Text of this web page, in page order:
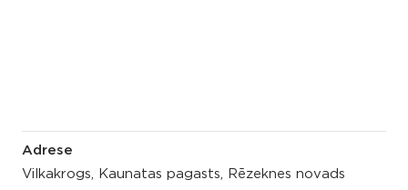
Adrese
Vilkakrogs, Kaunatas pagasts, Rēzeknes novads